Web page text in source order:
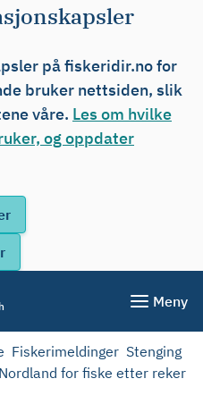
på fiskeridir.no for
bruker nettsiden, slik
våre. Les om hvilke
og oppdater
Meny
Fiskerimeldinger Stenging
for fiske etter reker